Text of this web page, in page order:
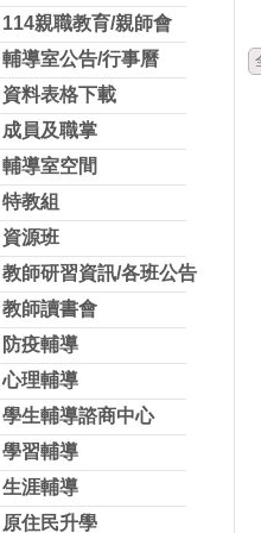
114親職教育/親師會
輔導室公告/行事曆
資料表格下載
成員及職掌
輔導室空間
特教組
資源班
教師研習資訊/各班公告
教師讀書會
防疫輔導
心理輔導
學生輔導諮商中心
學習輔導
生涯輔導
原住民升學